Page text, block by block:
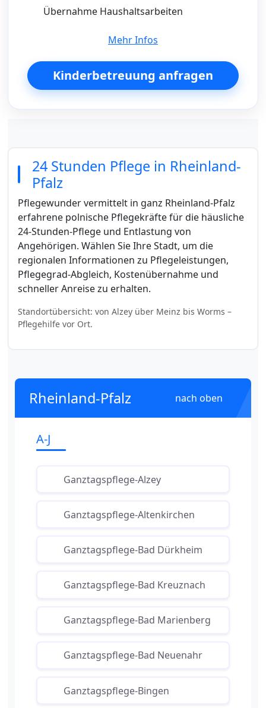
Übernahme Haushaltsarbeiten
Mehr Infos
Kinderbetreuung anfragen
24 Stunden Pflege in Rheinland-
Pfalz
Pflegewunder vermittelt in ganz Rheinland-Pfalz
erfahrene polnische Pflegekräfte für die häusliche
24-Stunden-Pflege und Entlastung von
Angehörigen. Wählen Sie Ihre Stadt, um die
regionalen Informationen zu Pflegeleistungen,
Pflegegrad-Abgleich, Kostenübernahme und
schneller Anreise zu erhalten.
Standortübersicht: von Alzey über Meinz bis Worms –
Pflegehilfe vor Ort.
Rheinland-Pfalz nach oben
A-J
Ganztagspflege-Alzey
Ganztagspflege-Altenkirchen
Ganztagspflege-Bad Dürkheim
Ganztagspflege-Bad Kreuznach
Ganztagspflege-Bad Marienberg
Ganztagspflege-Bad Neuenahr
Ganztagspflege-Bingen